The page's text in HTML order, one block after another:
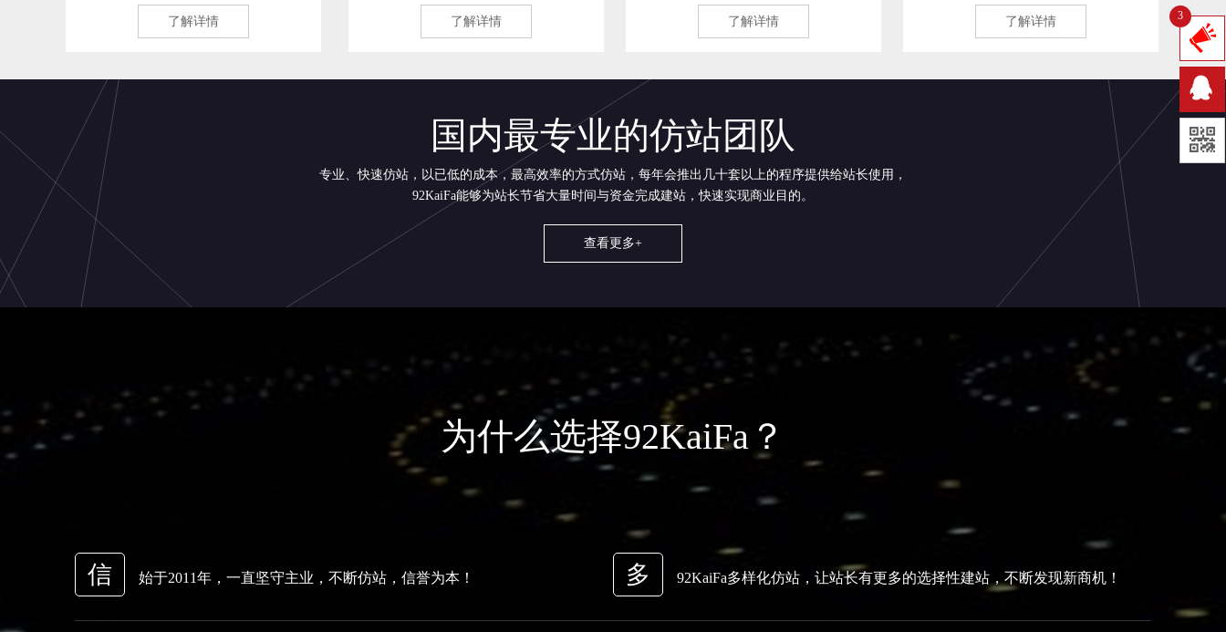
了解详情 了解详情 了解详情 了解详情
国内最专业的仿站团队
专业、快速仿站，以已低的成本，最高效率的方式仿站，每年会推出几十套以上的程序提供给站长使用，
92KaiFa能够为站长节省大量时间与资金完成建站，快速实现商业目的。
查看更多+
为什么选择92KaiFa？
信 始于2011年，一直坚守主业，不断仿站，信誉为本！ 多 92KaiFa多样化仿站，让站长有更多的选择性建站，不断发现新商机！
3